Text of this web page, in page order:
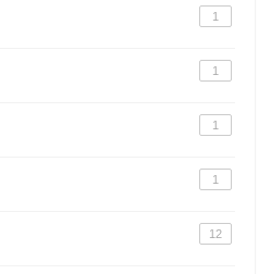
1
1
1
1
12